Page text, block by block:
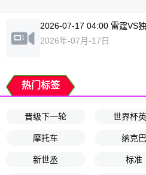
2026-07-17 04:00 雷霆VS
2026年-07月-17日
热门标签
晋级下一轮 世界杯
摩托车 纳克巴
新世丞 标准